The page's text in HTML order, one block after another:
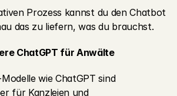
Prozess kannst du den Chatbot
das zu liefern, was du brauchst.
ChatGPT für Anwälte
wie ChatGPT sind
für Kanzleien und